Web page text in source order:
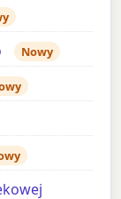
Nowy